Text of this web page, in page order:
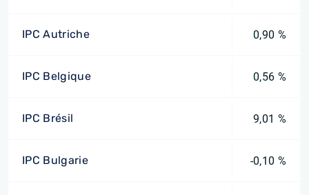
IPC Autriche 0,90 %
IPC Belgique 0,56 %
IPC Brésil 9,01 %
IPC Bulgarie -0,10 %